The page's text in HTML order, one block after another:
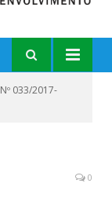
Nº 033/2017-
0